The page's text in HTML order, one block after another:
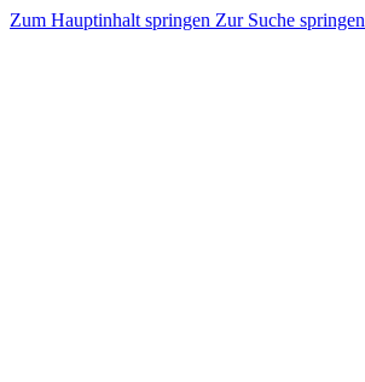
Zum Hauptinhalt springen Zur Suche springen